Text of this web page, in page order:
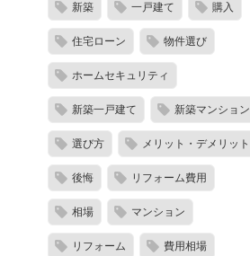
新築 一戸建て 購入
住宅ローン 物件選び
ホームセキュリティ
新築一戸建て 新築マンション
選び方 メリット・デメリット
後悔 リフォーム費用
相場 マンション
リフォーム 費用相場